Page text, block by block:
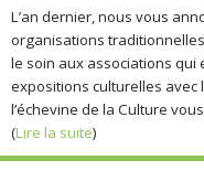
L’an dernier, nous vous
organisations
le soin aux associations qui
expositions culturelles avec
l’échevine de la Culture
(Lire la suite)